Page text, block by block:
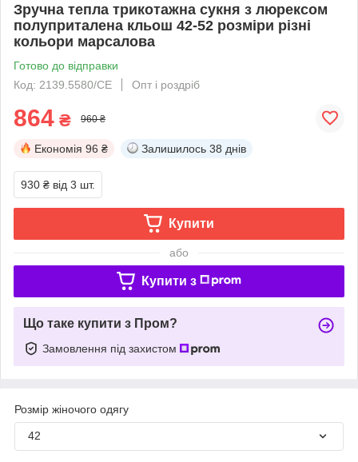
Зручна тепла трикотажна сукня з люрексом
полуприталена кльош 42-52 розміри різні
кольори марсалова
Готово до відправки
Код: 2139.5580/СЕ
Опт і роздріб
864 ₴ 960 ₴
Економія 96 ₴ Залишилось 38 днів
930 ₴ від 3 шт.
Купити
або
Купити з
Що таке купити з Пром?
Замовлення під захистом
Розмір жіночого одягу
42